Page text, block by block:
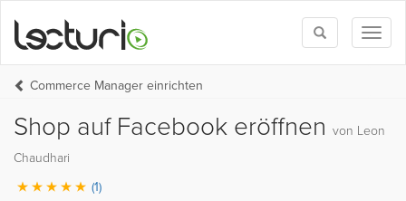
Toggle
search
Commerce Manager einrichten
Shop auf Facebook eröffnen von Leon
Chaudhari
(1)